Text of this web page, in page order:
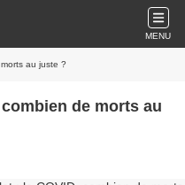
MENU
au juste ?
de morts au